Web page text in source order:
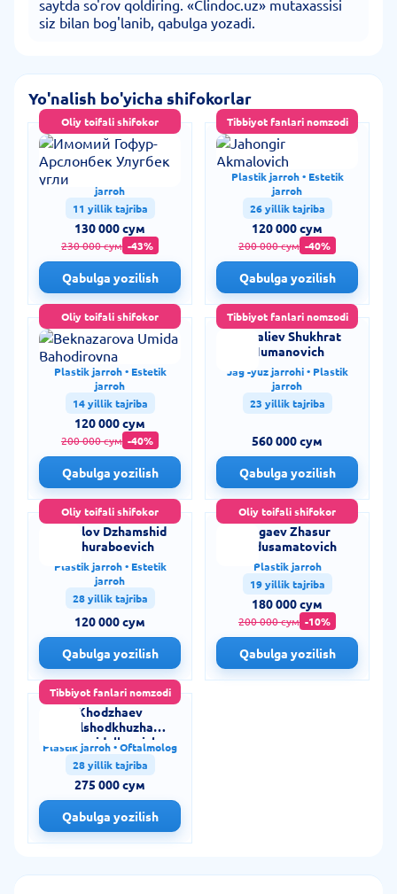
saytda so'rov qoldiring. «Clindoc.uz» mutaxassisi
siz bilan bog'lanib, qabulga yozadi.
Yo'nalish bo'yicha shifokorlar
Oliy toifali shifokor
Имомий Гофур-
Арслонбек Улугбек
угли
Plastik jarroh • Estetik
jarroh
11 yillik tajriba
130 000 сум
230 000 сум -43%
Qabulga yozilish
Tibbiyot fanlari nomzodi
Jahongir Akmalovich
Plastik jarroh • Estetik
jarroh
26 yillik tajriba
120 000 сум
200 000 сум -40%
Qabulga yozilish
Oliy toifali shifokor
Beknazarova Umida
Bahodirovna
Plastik jarroh • Estetik
jarroh
14 yillik tajriba
120 000 сум
200 000 сум -40%
Qabulga yozilish
Tibbiyot fanlari nomzodi
Iigitaliev Shukhrat
Numanovich
Jag'-yuz jarrohi • Plastik
jarroh
23 yillik tajriba
560 000 сум
Qabulga yozilish
Oliy toifali shifokor
Rasulov Dzhamshid
Dzhuraboevich
Plastik jarroh • Estetik
jarroh
28 yillik tajriba
120 000 сум
Qabulga yozilish
Oliy toifali shifokor
Tagaev Zhasur
Abdusamatovich
Plastik jarroh
19 yillik tajriba
180 000 сум
200 000 сум -10%
Qabulga yozilish
Tibbiyot fanlari nomzodi
Khodzhaev
Dilshodkhuzha
Khamidullaevich
Plastik jarroh • Oftalmolog
28 yillik tajriba
275 000 сум
Qabulga yozilish